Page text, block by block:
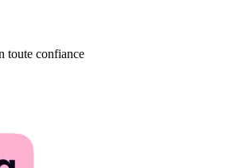
toute confiance